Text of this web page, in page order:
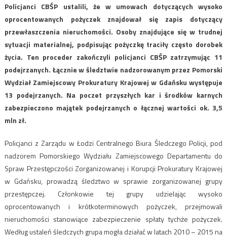
Policjanci CBŚP ustalili, że w umowach dotyczących wysoko
oprocentowanych pożyczek znajdował się zapis dotyczący
przewłaszczenia nieruchomości. Osoby znajdujące się w trudnej
sytuacji materialnej, podpisując pożyczkę traciły często dorobek
życia. Ten proceder zakończyli policjanci CBŚP zatrzymując 11
podejrzanych. Łącznie w śledztwie nadzorowanym przez Pomorski
Wydział Zamiejscowy Prokuratury Krajowej w Gdańsku występuje
13 podejrzanych. Na poczet przyszłych kar i środków karnych
zabezpieczono majątek podejrzanych o łącznej wartości ok. 3,5
mln zł.
Policjanci z Zarządu w Łodzi Centralnego Biura Śledczego Policji, pod
nadzorem Pomorskiego Wydziału Zamiejscowego Departamentu do
Spraw Przestępczości Zorganizowanej i Korupcji Prokuratury Krajowej
w Gdańsku, prowadzą śledztwo w sprawie zorganizowanej grupy
przestępczej. Członkowie tej grupy udzielając wysoko
oprocentowanych i krótkoterminowych pożyczek, przejmowali
nieruchomości stanowiące zabezpieczenie spłaty tychże pożyczek.
Według ustaleń śledczych grupa mogła działać w latach 2010 – 2015 na